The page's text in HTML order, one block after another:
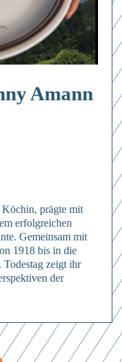
Amann
prägte mit
erfolgreichen
Gemeinsam mit
1918 bis in die
zeigt ihr
der